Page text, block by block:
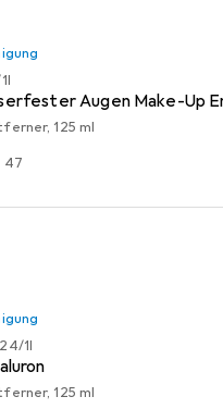
1l
Augen Make-Up
125 ml
47
/1l
125 ml